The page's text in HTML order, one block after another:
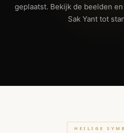
geplaatst. Bekijk de beelden
Sak Yant tot
HEILIGE